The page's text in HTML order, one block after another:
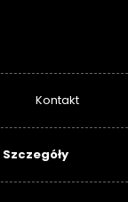
Kontakt
Szczegóły